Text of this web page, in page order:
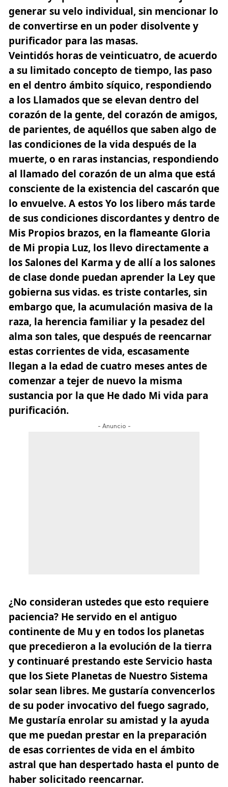
generar su velo individual, sin mencionar lo
de convertirse en un poder disolvente y
purificador para las masas.
Veintidós horas de veinticuatro, de acuerdo
a su limitado concepto de tiempo, las paso
en el dentro ámbito síquico, respondiendo
a los Llamados que se elevan dentro del
corazón de la gente, del corazón de amigos,
de parientes, de aquéllos que saben algo de
las condiciones de la vida después de la
muerte, o en raras instancias, respondiendo
al llamado del corazón de un alma que está
consciente de la existencia del cascarón que
lo envuelve. A estos Yo los libero más tarde
de sus condiciones discordantes y dentro de
Mis Propios brazos, en la flameante Gloria
de Mi propia Luz, los llevo directamente a
los Salones del Karma y de allí a los salones
de clase donde puedan aprender la Ley que
gobierna sus vidas. es triste contarles, sin
embargo que, la acumulación masiva de la
raza, la herencia familiar y la pesadez del
alma son tales, que después de reencarnar
estas corrientes de vida, escasamente
llegan a la edad de cuatro meses antes de
comenzar a tejer de nuevo la misma
sustancia por la que He dado Mi vida para
purificación.
- Anuncio -
¿No consideran ustedes que esto requiere
paciencia? He servido en el antiguo
continente de Mu y en todos los planetas
que precedieron a la evolución de la tierra
y continuaré prestando este Servicio hasta
que los Siete Planetas de Nuestro Sistema
solar sean libres. Me gustaría convencerlos
de su poder invocativo del fuego sagrado,
Me gustaría enrolar su amistad y la ayuda
que me puedan prestar en la preparación
de esas corrientes de vida en el ámbito
astral que han despertado hasta el punto de
haber solicitado reencarnar.